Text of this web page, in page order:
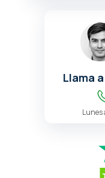
Llama
Lunes